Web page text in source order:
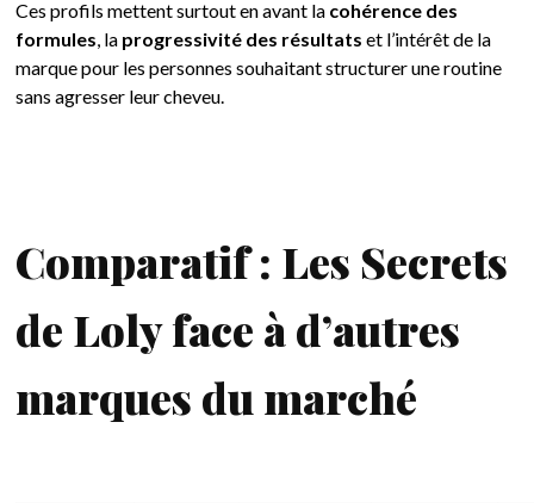
Ces profils mettent surtout en avant la cohérence des
formules , la progressivité des résultats et l’intérêt de la
marque pour les personnes souhaitant structurer une routine
sans agresser leur cheveu.
Comparatif : Les Secrets
de Loly face à d’autres
marques du marché